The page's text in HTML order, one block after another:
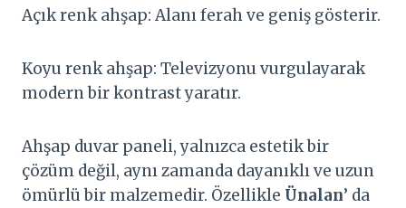
Açık renk ahşap: Alanı ferah ve geniş gösterir.
Koyu renk ahşap: Televizyonu vurgulayarak
modern bir kontrast yaratır.
Ahşap duvar paneli, yalnızca estetik bir
çözüm değil, aynı zamanda dayanıklı ve uzun
ömürlü bir malzemedir. Özellikle Ünalan’ da